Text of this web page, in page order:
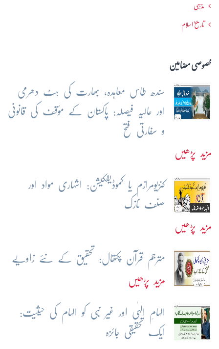
مذہبی
تاریخ اسلام
خصوصی مضامین
سندھ طاس معاہدہ، بھارت کی ہٹ دھرمی
اور حالیہ فیصلہ: پاکستان کے مؤقف کی قانونی
و سفارتی فتح
مزید پڑھیں
کنزیومرازم یا کموڈیفکیشن: اشہاری مواد اور
صنف نازک
مزید پڑھیں
مترجم قرآن پکتھال: تحقیق کے نئے زاویے
مزید پڑھیں
الہامِ الہٰی اور غیر نبی کو الہام کی حیثیت:
ایک تحقیقی جائزہ